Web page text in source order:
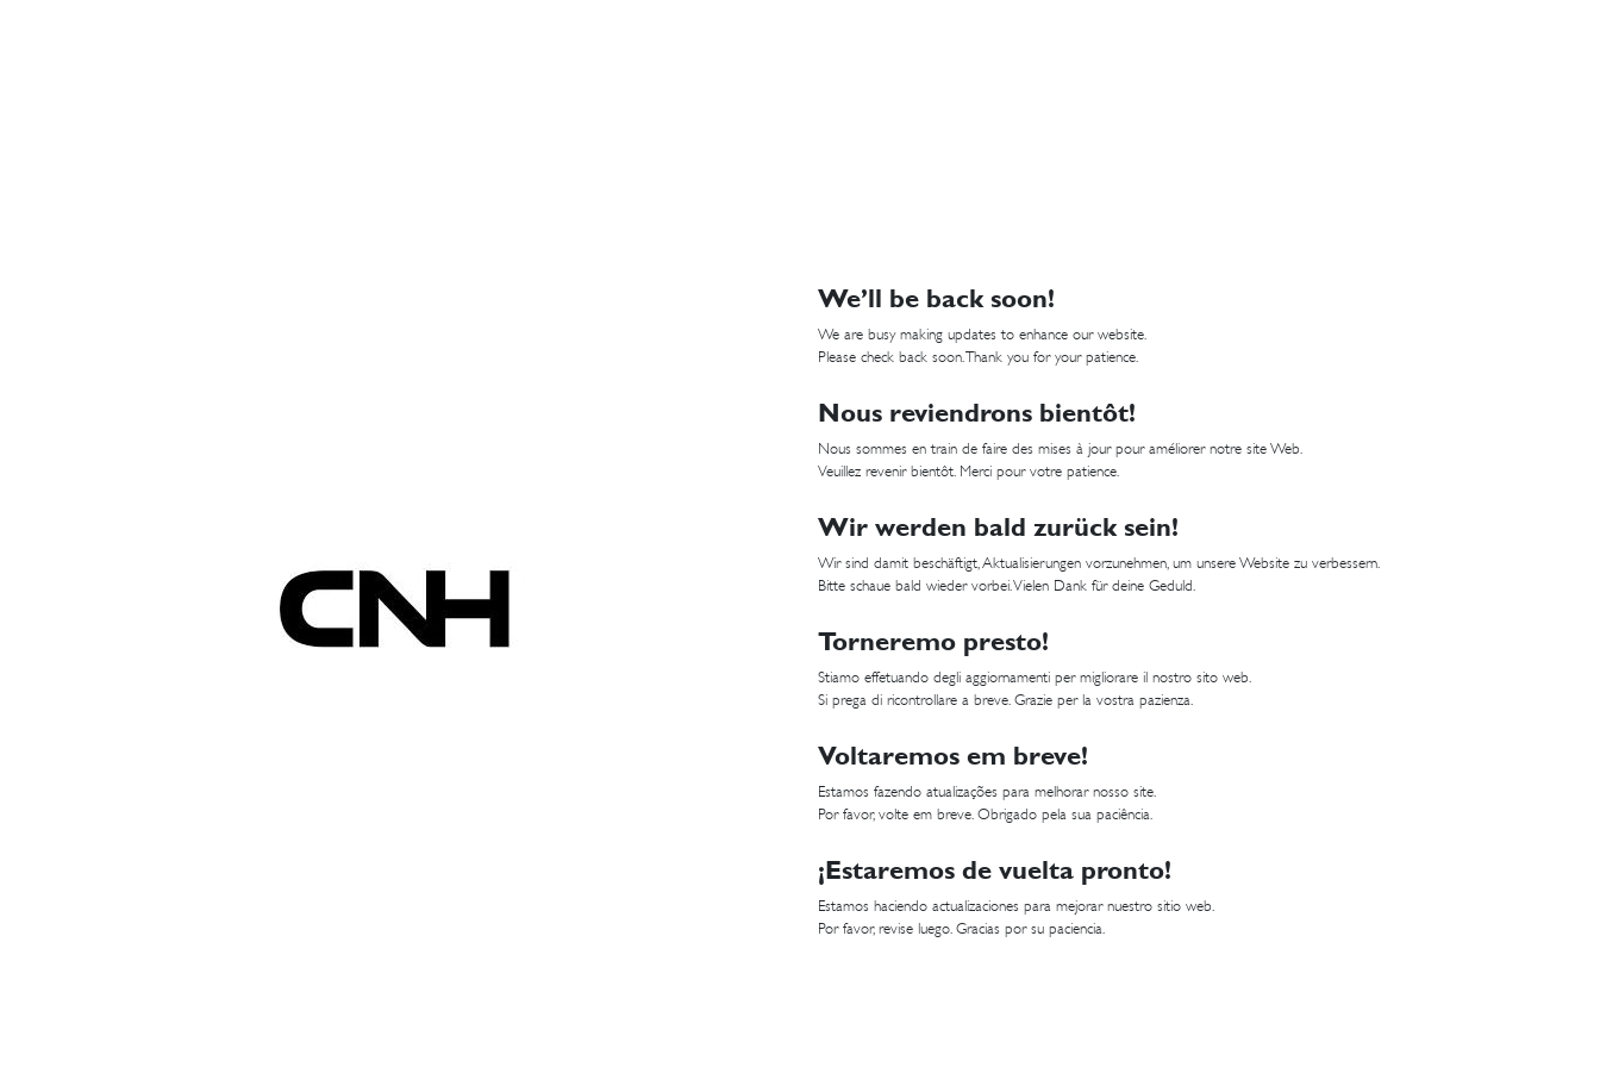
We’ll be back soon!
We are busy making updates to enhance our website.
Please check back soon. Thank you for your patience.
Nous reviendrons bientôt!
Nous sommes en train de faire des mises à jour pour améliorer notre site Web.
Veuillez revenir bientôt. Merci pour votre patience.
Wir werden bald zurück sein!
Wir sind damit beschäftigt, Aktualisierungen vorzunehmen, um unsere Website zu verbessern.
Bitte schaue bald wieder vorbei. Vielen Dank für deine Geduld.
Torneremo presto!
Stiamo effetuando degli aggiornamenti per migliorare il nostro sito web.
Si prega di ricontrollare a breve. Grazie per la vostra pazienza.
Voltaremos em breve!
Estamos fazendo atualizações para melhorar nosso site.
Por favor, volte em breve. Obrigado pela sua paciência.
¡Estaremos de vuelta pronto!
Estamos haciendo actualizaciones para mejorar nuestro sitio web.
Por favor, revise luego. Gracias por su paciencia.